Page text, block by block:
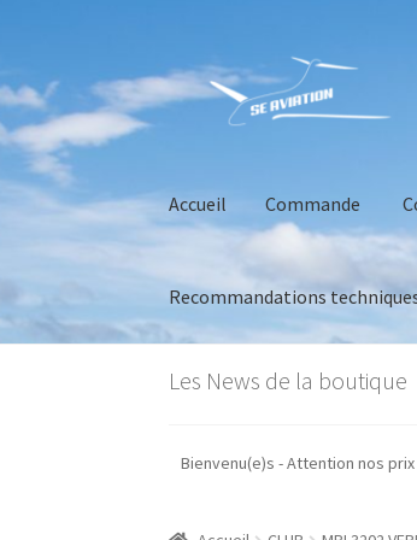
Aller
à
Aller
au
contenu
Accueil Commande
Recommandations
AccueilCommandeConditions
Les News de la boutique
Bienvenu(e)s - Attention